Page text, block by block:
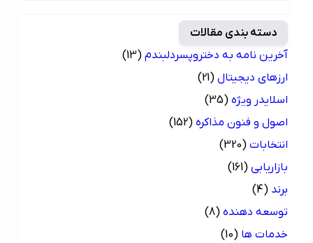
دسته بندی مقالات
آخرین نامه به دختروپسردلبندم (13)
ارزهای دیجیتال (21)
اسلایدر ویژه (35)
اصول و فنون مذاکره (152)
انتخابات (320)
بازاریابی (161)
(4)
توسعه دهنده (8)
خدمات ها (10)